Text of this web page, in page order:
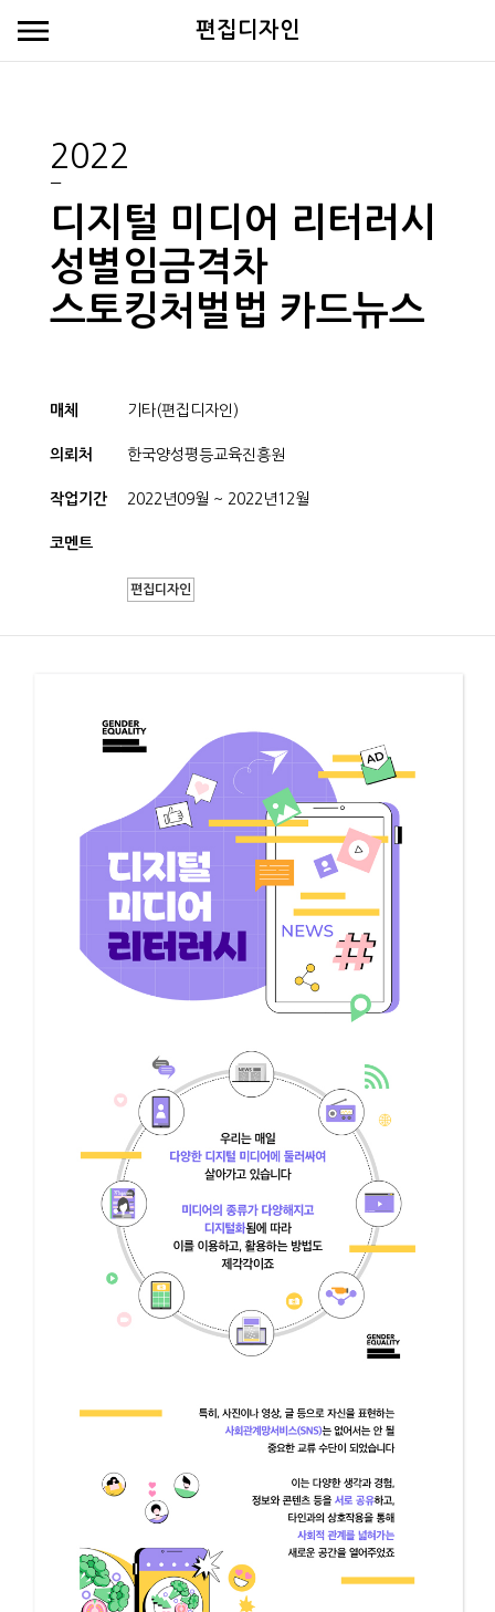
편집디자인
2022
디지털 미디어 리터러시
성별임금격차
스토킹처벌법 카드뉴스
매체 기타(편집디자인)
의뢰처 한국양성평등교육진흥원
작업기간 2022년09월 ~ 2022년12월
코멘트
편집디자인